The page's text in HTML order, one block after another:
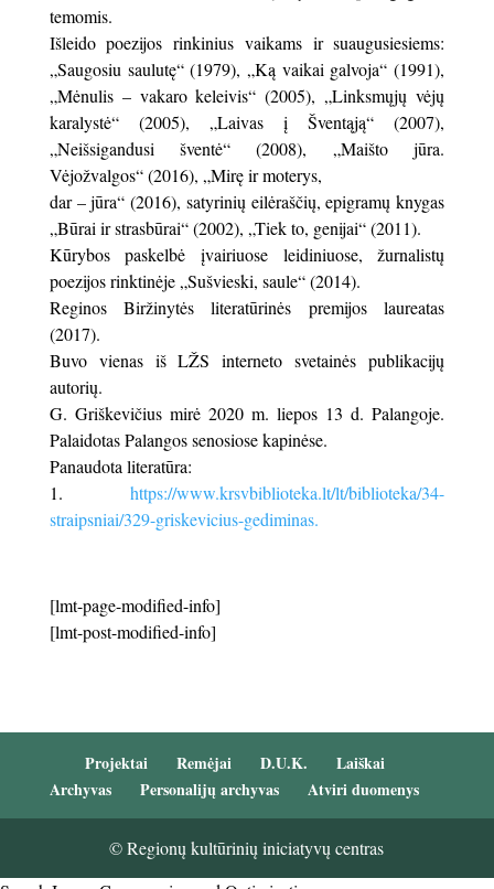
temomis.
Išleido poezijos rinkinius vaikams ir suaugusiesiems:
„Saugosiu saulutę“ (1979), „Ką vaikai galvoja“ (1991),
„Mėnulis – vakaro keleivis“ (2005), „Linksmųjų vėjų
karalystė“ (2005), „Laivas į Šventąją“ (2007),
„Neišsigandusi šventė“ (2008), „Maišto jūra.
Vėjožvalgos“ (2016), „Mirę ir moterys,
dar – jūra“ (2016), satyrinių eilėraščių, epigramų knygas
„Būrai ir strasbūrai“ (2002), „Tiek to, genijai“ (2011).
Kūrybos paskelbė įvairiuose leidiniuose, žurnalistų
poezijos rinktinėje „Sušvieski, saule“ (2014).
Reginos Biržinytės literatūrinės premijos laureatas
(2017).
Buvo vienas iš LŽS interneto svetainės publikacijų
autorių.
G. Griškevičius mirė 2020 m. liepos 13 d. Palangoje.
Palaidotas Palangos senosiose kapinėse.
Panaudota literatūra:
https://www.krsvbiblioteka.lt/lt/biblioteka/34-
straipsniai/329-griskevicius-gediminas.
[lmt-page-modified-info]
[lmt-post-modified-info]
Projektai Remėjai D.U.K.
Laiškai
Archyvas
Personalijų archyvas Atviri duomenys
© Regionų kultūrinių iniciatyvų centras